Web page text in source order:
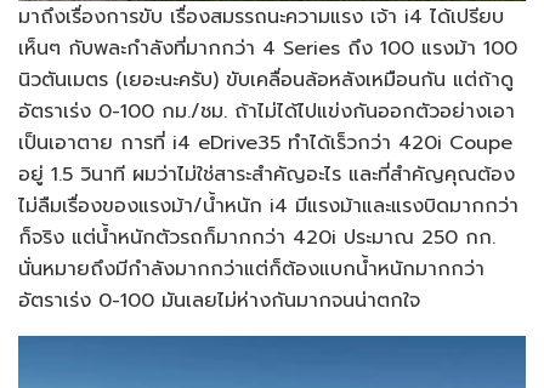
มาถึงเรื่องการขับ เรื่องสมรรถนะความแรง เจ้า i4 ได้เปรียบ
เห็นๆ กับพละกำลังที่มากกว่า 4 Series ถึง 100 แรงม้า 100
นิวตันเมตร (เยอะนะครับ) ขับเคลื่อนล้อหลังเหมือนกัน แต่ถ้าดู
อัตราเร่ง 0-100 กม./ชม. ถ้าไม่ได้ไปแข่งกันออกตัวอย่างเอา
เป็นเอาตาย การที่ i4 eDrive35 ทำได้เร็วกว่า 420i Coupe
อยู่ 1.5 วินาที ผมว่าไม่ใช่สาระสำคัญอะไร และที่สำคัญคุณต้อง
ไม่ลืมเรื่องของแรงม้า/น้ำหนัก i4 มีแรงม้าและแรงบิดมากกว่า
ก็จริง แต่น้ำหนักตัวรถก็มากกว่า 420i ประมาณ 250 กก.
นั่นหมายถึงมีกำลังมากกว่าแต่ก็ต้องแบกน้ำหนักมากกว่า
อัตราเร่ง 0-100 มันเลยไม่ห่างกันมากจนน่าตกใจ